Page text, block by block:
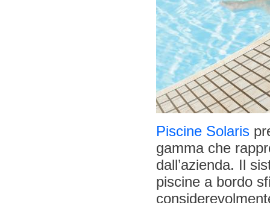
Piscine Solaris
gamma che
dall’azienda. Il
piscine a bordo